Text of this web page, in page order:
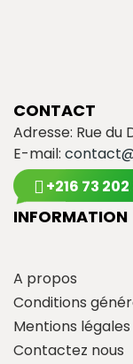
CONTACT
Adresse: Rue du
E-mail:
+216 73 202
INFORMATION
A propos
Conditions
Mentions légales
Contactez nous